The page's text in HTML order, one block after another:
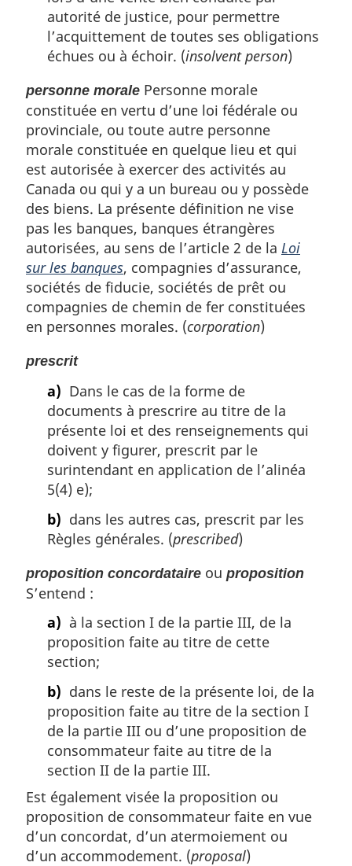
autorité de justice, pour permettre
l’acquittement de toutes ses obligations
échues ou à échoir. (insolvent person)
personne morale Personne morale
constituée en vertu d’une loi fédérale ou
provinciale, ou toute autre personne
morale constituée en quelque lieu et qui
est autorisée à exercer des activités au
Canada ou qui y a un bureau ou y possède
des biens. La présente définition ne vise
pas les banques, banques étrangères
autorisées, au sens de l’article 2 de la Loi
sur les banques, compagnies d’assurance,
sociétés de fiducie, sociétés de prêt ou
compagnies de chemin de fer constituées
en personnes morales. (corporation)
prescrit
a) Dans le cas de la forme de
documents à prescrire au titre de la
présente loi et des renseignements qui
doivent y figurer, prescrit par le
surintendant en application de l’alinéa
5(4) e);
b) dans les autres cas, prescrit par les
Règles générales. (prescribed)
proposition concordataire ou proposition
S’entend :
a) à la section I de la partie III, de la
proposition faite au titre de cette
section;
b) dans le reste de la présente loi, de la
proposition faite au titre de la section I
de la partie III ou d’une proposition de
consommateur faite au titre de la
section II de la partie III.
Est également visée la proposition ou
proposition de consommateur faite en vue
d’un concordat, d’un atermoiement ou
d’un accommodement. (proposal)